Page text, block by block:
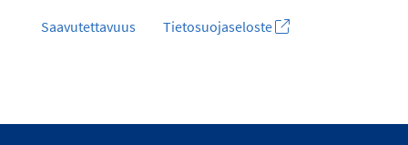
Saavutettavuus
Tietosuojaseloste